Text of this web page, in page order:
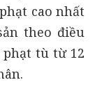
cao nhất
theo điều
tù từ 12